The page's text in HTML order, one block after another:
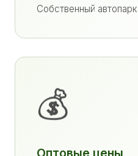
Собственный автопарк
💰
Оптовые цены